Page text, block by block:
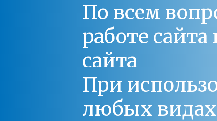
По всем
работе
сайта
При
любых